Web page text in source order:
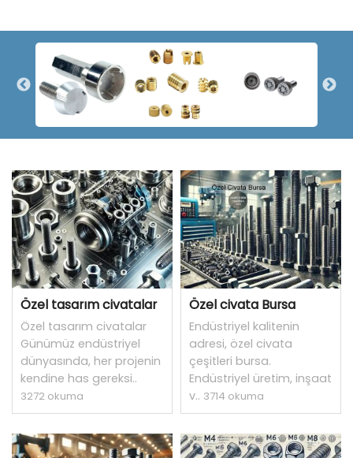
Özel tasarım civatalar
Özel tasarım civatalar
Günümüz endüstriyel
dünyasında, her projenin
kendine has gereksi..
3272 okuma
Özel civata Bursa
Endüstriyel kalitenin
adresi, özel civata
çeşitleri bursa.
Endüstriyel üretim, inşaat
v.. 3714 okuma